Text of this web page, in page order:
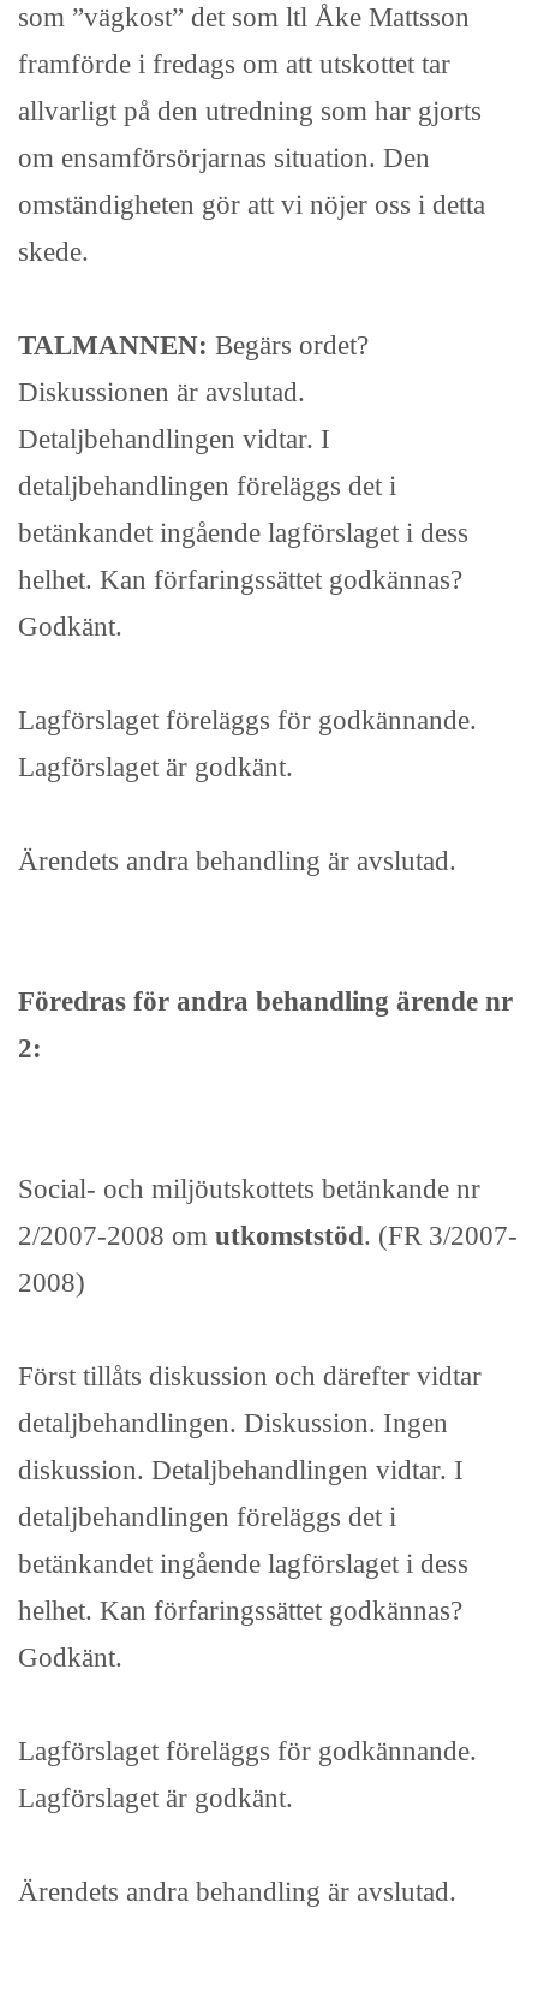
som ”vägkost” det som ltl Åke Mattsson
framförde i fredags om att utskottet tar
allvarligt på den utredning som har gjorts
om ensamförsörjarnas situation. Den
omständigheten gör att vi nöjer oss i detta
skede.
TALMANNEN: Begärs ordet?
Diskussionen är avslutad.
Detaljbehandlingen vidtar. I
detaljbehandlingen föreläggs det i
betänkandet ingående lagförslaget i dess
helhet. Kan förfaringssättet godkännas?
Godkänt.
Lagförslaget föreläggs för godkännande.
Lagförslaget är godkänt.
Ärendets andra behandling är avslutad.
Föredras för andra behandling ärende nr
2:
Social- och miljöutskottets betänkande nr
2/2007-2008 om utkomststöd. (FR 3/2007-
2008)
Först tillåts diskussion och därefter vidtar
detaljbehandlingen. Diskussion. Ingen
diskussion. Detaljbehandlingen vidtar. I
detaljbehandlingen föreläggs det i
betänkandet ingående lagförslaget i dess
helhet. Kan förfaringssättet godkännas?
Godkänt.
Lagförslaget föreläggs för godkännande.
Lagförslaget är godkänt.
Ärendets andra behandling är avslutad.